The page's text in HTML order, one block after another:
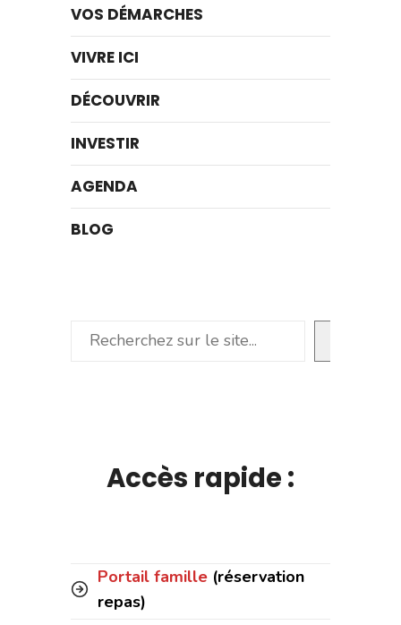
VOS DÉMARCHES
VIVRE ICI
DÉCOUVRIR
INVESTIR
AGENDA
BLOG
Rechercher
Accès rapide :
Portail famille (réservation
repas)